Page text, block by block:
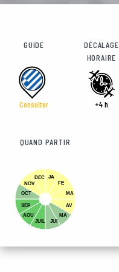
GUIDE
Consulter
DÉCALAGE
HORAIRE
+4 h
QUAND PARTIR
JA
FE
MA
AV
MA
DEC
NOV
OCT
SEP
AOU
JUIL
JUI